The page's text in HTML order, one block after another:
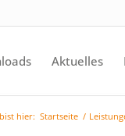
Aktuelles
hier: Startseite /